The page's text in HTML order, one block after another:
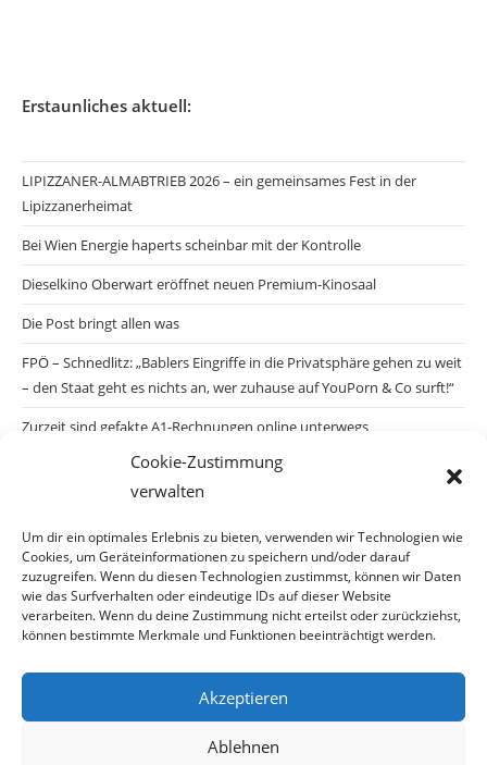
Cookie-Zustimmung
verwalten
Um dir ein optimales Erlebnis zu bieten, verwenden wir Technologien wie
Cookies, um Geräteinformationen zu speichern und/oder darauf
zuzugreifen. Wenn du diesen Technologien zustimmst, können wir Daten
wie das Surfverhalten oder eindeutige IDs auf dieser Website
verarbeiten. Wenn du deine Zustimmung nicht erteilst oder zurückziehst,
können bestimmte Merkmale und Funktionen beeinträchtigt werden.
Akzeptieren
Ablehnen
Erstaunliches aktuell:
LIPIZZANER-ALMABTRIEB 2026 – ein gemeinsames Fest in der
Lipizzanerheimat
Bei Wien Energie haperts scheinbar mit der Kontrolle
Dieselkino Oberwart eröffnet neuen Premium-Kinosaal
Die Post bringt allen was
FPÖ – Schnedlitz: „Bablers Eingriffe in die Privatsphäre gehen zu weit
– den Staat geht es nichts an, wer zuhause auf YouPorn & Co surft!“
Zurzeit sind gefakte A1-Rechnungen online unterwegs
Salzburgs Juden und ihre Sicherheit: „Erst nach einem Anschlag wäre
die Gefahr endlich konkret!“
Biologisches Wunder in Ceuta
Ein vermeintliches Abschiebemärchen
Archiv